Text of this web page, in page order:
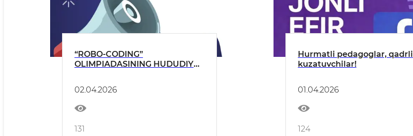
“ROBO-CODING”
OLIMPIADASINING HUDUDIY
02.04.2026
131
Hurmatli pedagoglar, qadrli
kuzatuvchilar!
01.04.2026
124